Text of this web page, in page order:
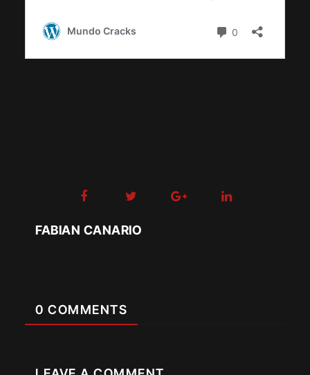
FABIAN CANARIO
0 COMMENTS